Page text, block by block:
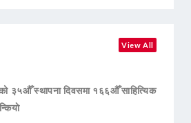
View All
३५औँ स्थापना दिवसमा १६६औँ साहित्यिक